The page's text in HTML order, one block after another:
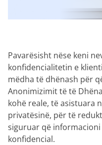
Pavarësisht nëse keni
konfidencialitetin e
mëdha të dhënash për
Anonimizimit të të
kohë reale, të asistuara
privatësinë, për të
siguruar që
konfidencial.